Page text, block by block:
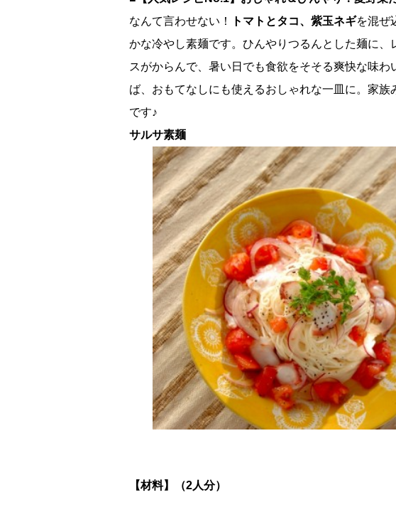
なんて言わせない！
トマトとタコ、紫玉ネギを混ぜ
かな冷やし素麺です。ひんやりつるんとした麺に
スがからんで、暑い日でも食欲をそそる爽快な味
ば、おもてなしにも使えるおしゃれな一皿に。家
です♪
サルサ素麺
【材料】（2人分）